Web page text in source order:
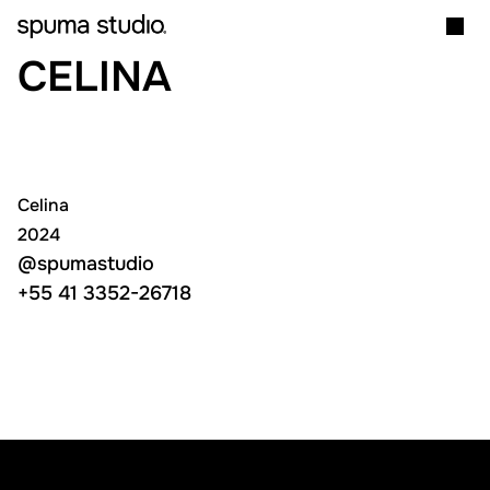
CELINA
Celina
2024
@spumastudio
@spumastudio
+55 41 3352-26718